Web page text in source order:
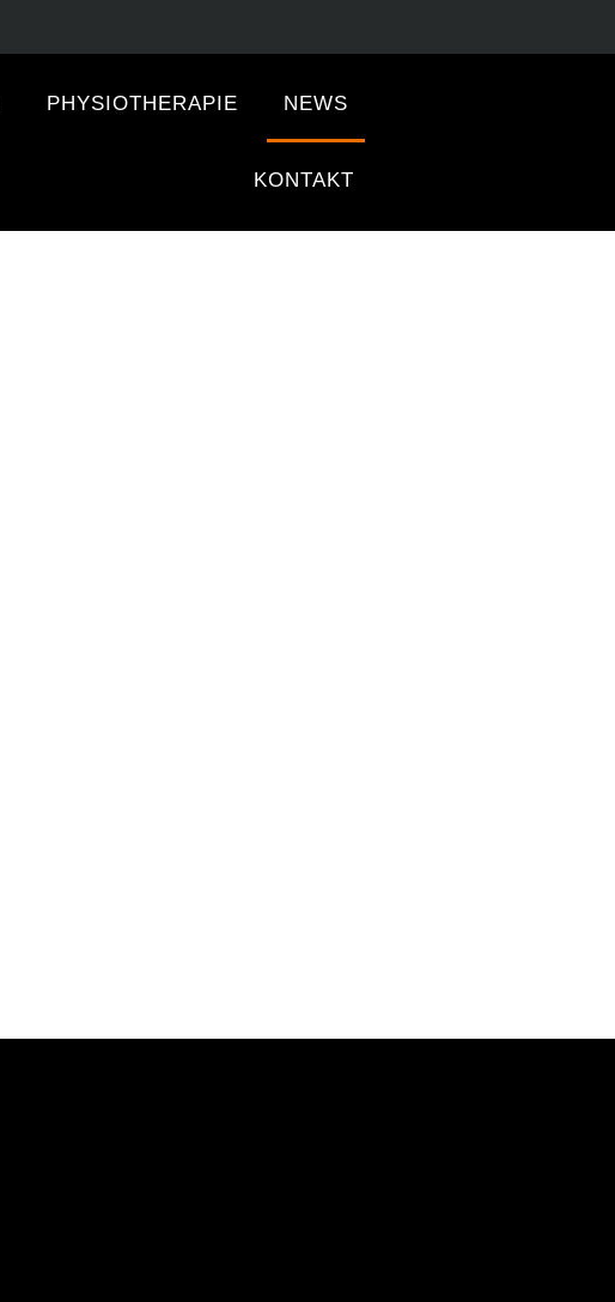
PHYSIOTHERAPIE NEWS
KONTAKT